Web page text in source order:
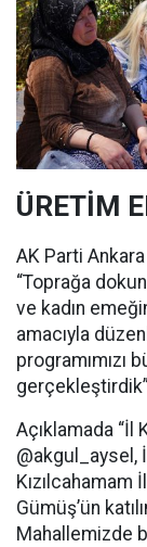
ÜRETİM
AK Parti Ankara
“Toprağa
ve kadın
amacıyla
programımızı
Açıklamada “İl
@akgul_aysel,
Kızılcahamam
Gümüş’ün
Mahallemizde